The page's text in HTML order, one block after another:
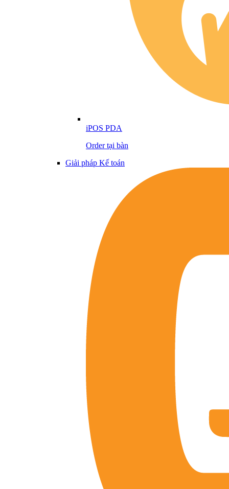
iPOS PDA
Order tại bàn
Giải pháp Kế toán